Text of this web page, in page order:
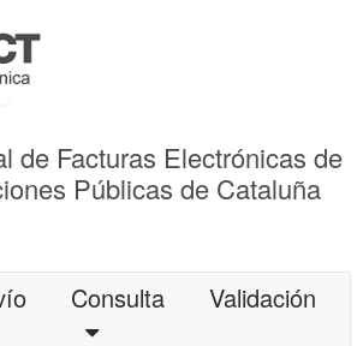
de Facturas Electrónicas de
Públicas de Cataluña
Consulta
Validación